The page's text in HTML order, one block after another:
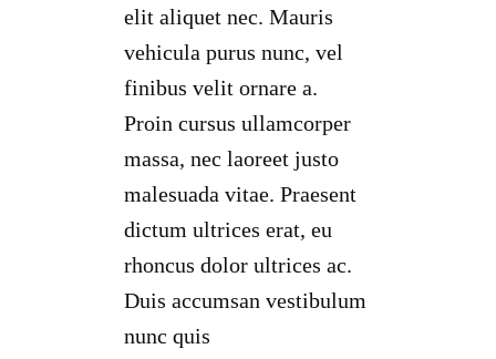
elit aliquet nec. Mauris
vehicula purus nunc, vel
finibus velit ornare a.
Proin cursus ullamcorper
massa, nec laoreet justo
malesuada vitae. Praesent
dictum ultrices erat, eu
rhoncus dolor ultrices ac.
Duis accumsan vestibulum
nunc quis